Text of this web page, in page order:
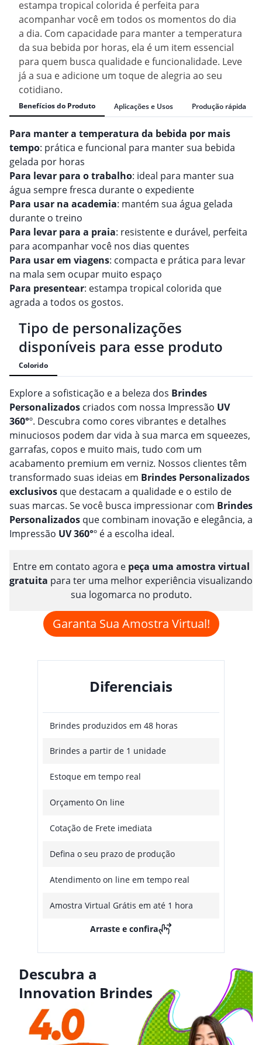
estampa tropical colorida é perfeita para
acompanhar você em todos os momentos do dia
a dia. Com capacidade para manter a temperatura
da sua bebida por horas, ela é um item essencial
para quem busca qualidade e funcionalidade. Leve
já a sua e adicione um toque de alegria ao seu
cotidiano.
Benefícios do Produto Aplicações e Usos Produção rápida
Para manter a temperatura da bebida por mais
tempo: prática e funcional para manter sua bebida
gelada por horas
Para levar para o trabalho: ideal para manter sua
água sempre fresca durante o expediente
Para usar na academia: mantém sua água gelada
durante o treino
Para levar para a praia: resistente e durável, perfeita
para acompanhar você nos dias quentes
Para usar em viagens: compacta e prática para levar
na mala sem ocupar muito espaço
Para presentear: estampa tropical colorida que
agrada a todos os gostos.
Tipo de personalizações
disponíveis para esse produto
Colorido
Explore a sofisticação e a beleza dos Brindes
Personalizados criados com nossa Impressão UV
360°º. Descubra como cores vibrantes e detalhes
minuciosos podem dar vida à sua marca em squeezes,
garrafas, copos e muito mais, tudo com um
acabamento premium em verniz. Nossos clientes têm
transformado suas ideias em Brindes Personalizados
exclusivos que destacam a qualidade e o estilo de
suas marcas. Se você busca impressionar com Brindes
Personalizados que combinam inovação e elegância, a
Impressão UV 360°º é a escolha ideal.
Entre em contato agora e peça uma amostra virtual
gratuita para ter uma melhor experiência visualizando
sua logomarca no produto.
Garanta Sua Amostra Virtual!
Diferenciais
Brindes produzidos em 48 horas
Brindes a partir de 1 unidade
Estoque em tempo real
Orçamento On line
Cotação de Frete imediata
Defina o seu prazo de produção
Atendimento on line em tempo real
Amostra Virtual Grátis em até 1 hora
Arraste e confira
Descubra a
Innovation Brindes